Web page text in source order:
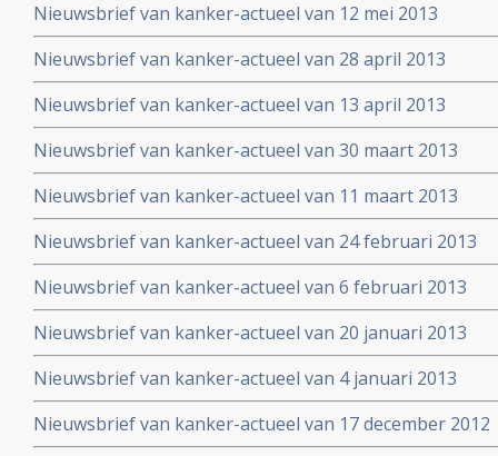
Nieuwsbrief van kanker-actueel van 12 mei 2013
Nieuwsbrief van kanker-actueel van 28 april 2013
Nieuwsbrief van kanker-actueel van 13 april 2013
Nieuwsbrief van kanker-actueel van 30 maart 2013
Nieuwsbrief van kanker-actueel van 11 maart 2013
Nieuwsbrief van kanker-actueel van 24 februari 2013
Nieuwsbrief van kanker-actueel van 6 februari 2013
Nieuwsbrief van kanker-actueel van 20 januari 2013
Nieuwsbrief van kanker-actueel van 4 januari 2013
Nieuwsbrief van kanker-actueel van 17 december 2012